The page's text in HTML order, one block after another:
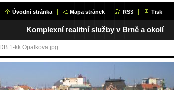
Úvodní stránka Mapa stránek RSS Tisk
Komplexní realitní služby v Brně a okolí
DB 1-kk Opálkova.jpg